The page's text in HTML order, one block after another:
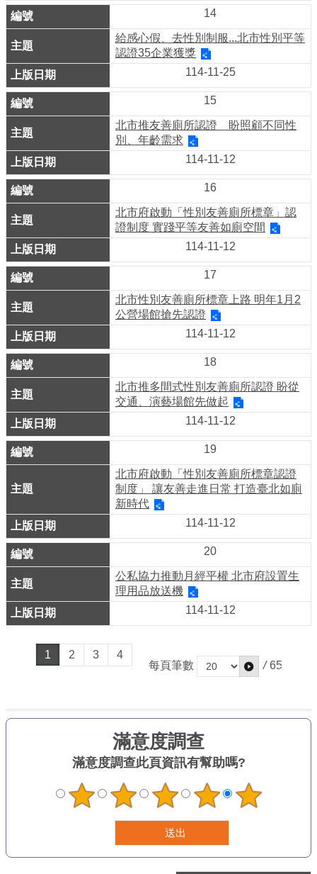
彙
陳
情
系
統
政
府
站
資
料
開
放
告
著
作
權
聲
明
隱
權
政
策
14
給感心假、去性別制服...北市性別平等
認證35企業獲獎
114-11-25
15
北市推友善廁所認證 盼照顧不同性
別、年齡需求
114-11-12
16
北市府啟動「性別友善廁所標章」認
證制度 實踐平等友善如廁空間
114-11-12
17
北市性別友善廁所標章上路 明年1月2
公營場館搶先認證
114-11-12
18
北市推多間式性別友善廁所認證 盼從
交通、演藝場館先做起
114-11-12
19
北市府啟動「性別友善廁所標章認證
制度」 讓友善走進日常 打造臺北如廁
新時代
114-11-12
20
公私協力推動月經平權 北市府設置生
理用品放送機
114-11-12
1 2 3
4
每頁筆數
/ 65
滿意度調查此頁資訊有幫助嗎?